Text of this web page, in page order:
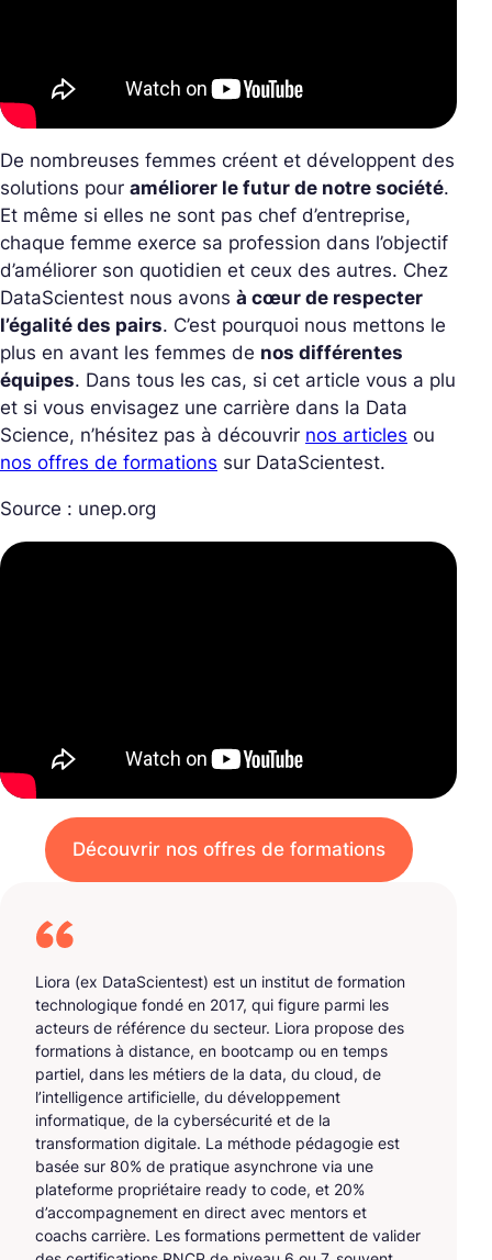
De nombreuses femmes créent et développent des
solutions pour améliorer le futur de notre société.
Et même si elles ne sont pas chef d’entreprise,
chaque femme exerce sa profession dans l’objectif
d’améliorer son quotidien et ceux des autres. Chez
DataScientest nous avons à cœur de respecter
l’égalité des pairs. C’est pourquoi nous mettons le
plus en avant les femmes de nos différentes
équipes. Dans tous les cas, si cet article vous a plu
et si vous envisagez une carrière dans la Data
Science, n’hésitez pas à découvrir nos articles ou
nos offres de formations sur DataScientest.
Source : unep.org
Découvrir nos offres de formations
Liora (ex DataScientest) est un institut de formation
technologique fondé en 2017, qui figure parmi les
acteurs de référence du secteur. Liora propose des
formations à distance, en bootcamp ou en temps
partiel, dans les métiers de la data, du cloud, de
l’intelligence artificielle, du développement
informatique, de la cybersécurité et de la
transformation digitale. La méthode pédagogie est
basée sur 80% de pratique asynchrone via une
plateforme propriétaire ready to code, et 20%
d’accompagnement en direct avec mentors et
coachs carrière. Les formations permettent de valider